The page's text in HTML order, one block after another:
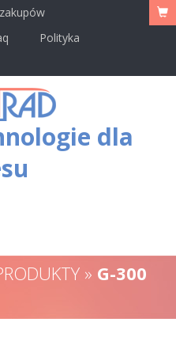
Polityka
dla
» G-300